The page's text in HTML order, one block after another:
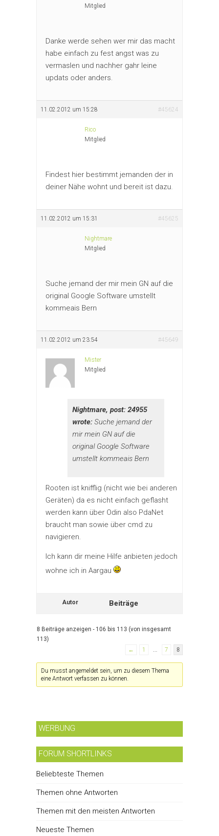
Mitglied
Danke werde sehen wer mir das macht
habe einfach zu fest angst was zu
vermaslen und nachher gahr leine
updats oder anders.
11.02.2012 um 15:28 #45624
Rico
Mitglied
Findest hier bestimmt jemanden der in
deiner Nähe wohnt und bereit ist dazu.
11.02.2012 um 15:31 #45625
Nightmare
Mitglied
Suche jemand der mir mein GN auf die
original Google Software umstellt
kommeais Bern
11.02.2012 um 23:54 #45649
Mister
Mitglied
Nightmare, post: 24955
wrote: Suche jemand der
mir mein GN auf die
original Google Software
umstellt kommeais Bern
Rooten ist knifflig (nicht wie bei anderen
Geräten) da es nicht einfach geflasht
werden kann über Odin also PdaNet
braucht man sowie über cmd zu
navigieren.
Ich kann dir meine Hilfe anbieten jedoch
wohne ich in Aargau
Autor Beiträge
8 Beiträge anzeigen - 106 bis 113 (von insgesamt
113)
←
1 7 8
Du musst angemeldet sein, um zu diesem Thema
eine Antwort verfassen zu können.
WERBUNG
FORUM SHORTLINKS
Beliebteste Themen
Themen ohne Antworten
Themen mit den meisten Antworten
Neueste Themen